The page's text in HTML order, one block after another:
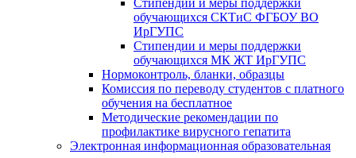
Стипендии и меры поддержки
обучающихся СКТиС ФГБОУ ВО
ИрГУПС
Стипендии и меры поддержки
обучающихся МК ЖТ ИрГУПС
Нормоконтроль, бланки, образцы
Комиссия по переводу студентов с платного
обучения на бесплатное
Методические рекомендации по
профилактике вирусного гепатита
Электронная информационная образовательная